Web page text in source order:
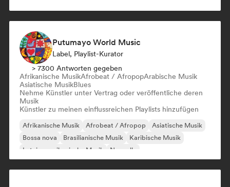
Putumayo World Music
Label, Playlist-Kurator
> 7300 Antworten gegeben
Afrikanische MusikAfrobeat / AfropopArabische Musik
Asiatische MusikBlues
Nehme Künstler unter Vertrag oder veröffentliche deren
Musik
Künstler zu meinen einflussreichen Playlists hinzufügen
Afrikanische Musik Afrobeat / Afropop
Asiatische Musik
Bossa nova
Brasilianische Musik
Karibische Musik
Lateinamerikanische Musik
Nouvelle